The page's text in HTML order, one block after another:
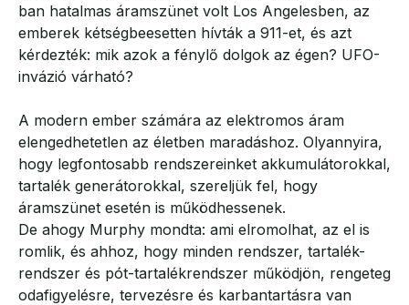
ban hatalmas áramszünet volt Los Angelesben, az
emberek kétségbeesetten hívták a 911-et, és azt
kérdezték: mik azok a fénylő dolgok az égen? UFO-
invázió várható?
A modern ember számára az elektromos áram
elengedhetetlen az életben maradáshoz. Olyannyira,
hogy legfontosabb rendszereinket akkumulátorokkal,
tartalék generátorokkal, szereljük fel, hogy
áramszünet esetén is működhessenek.
De ahogy Murphy mondta: ami elromolhat, az el is
romlik, és ahhoz, hogy minden rendszer, tartalék-
rendszer és pót-tartalékrendszer működjön, rengeteg
odafigyelésre, tervezésre és karbantartásra van